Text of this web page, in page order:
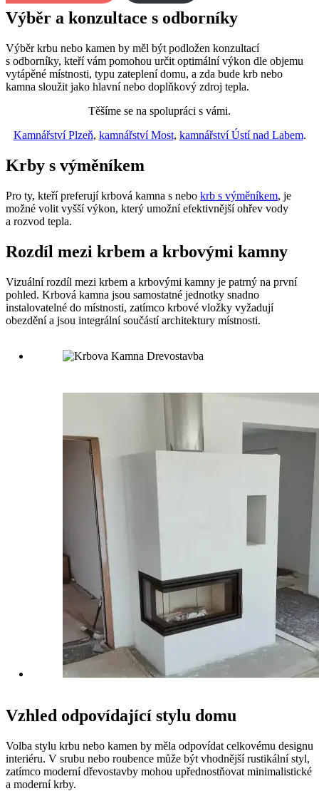
Výběr a konzultace s odborníky
Výběr krbu nebo kamen by měl být podložen konzultací
s odborníky, kteří vám pomohou určit optimální výkon dle objemu
vytápěné místnosti, typu zateplení domu, a zda bude krb nebo
kamna sloužit jako hlavní nebo doplňkový zdroj tepla.
Těšíme se na spolupráci s vámi.
Kamnářství Plzeň, kamnářství Most, kamnářství Ústí nad Labem.
Krby s výměníkem
Pro ty, kteří preferují krbová kamna s nebo krb s výměníkem, je
možné volit vyšší výkon, který umožní efektivnější ohřev vody
a rozvod tepla.
Rozdíl mezi krbem a krbovými kamny
Vizuální rozdíl mezi krbem a krbovými kamny je patrný na první
pohled. Krbová kamna jsou samostatné jednotky snadno
instalovatelné do místnosti, zatímco krbové vložky vyžadují
obezdění a jsou integrální součástí architektury místnosti.
Vzhled odpovídající stylu domu
Volba stylu krbu nebo kamen by měla odpovídat celkovému designu
interiéru. V srubu nebo roubence může být vhodnější rustikální styl,
zatímco moderní dřevostavby mohou upřednostňovat minimalistické
a moderní krby.